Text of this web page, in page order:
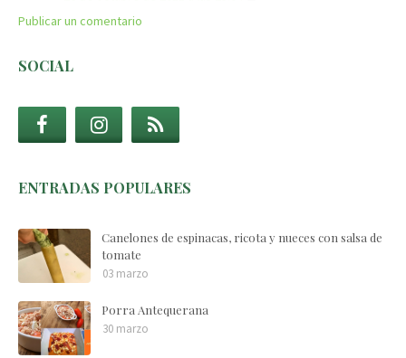
Publicar un comentario
SOCIAL
ENTRADAS POPULARES
Canelones de espinacas, ricota y nueces con salsa de
tomate
03 marzo
Porra Antequerana
30 marzo